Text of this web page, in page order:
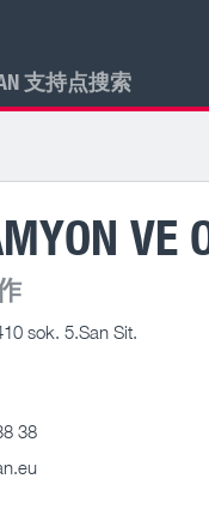
支持点搜索
VE
sok. 5.San Sit.
38